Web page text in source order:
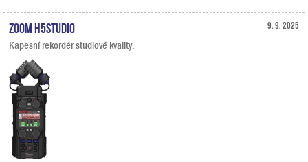
9. 9. 2025
Zoom H5studio
Kapesní rekordér studiové kvality.